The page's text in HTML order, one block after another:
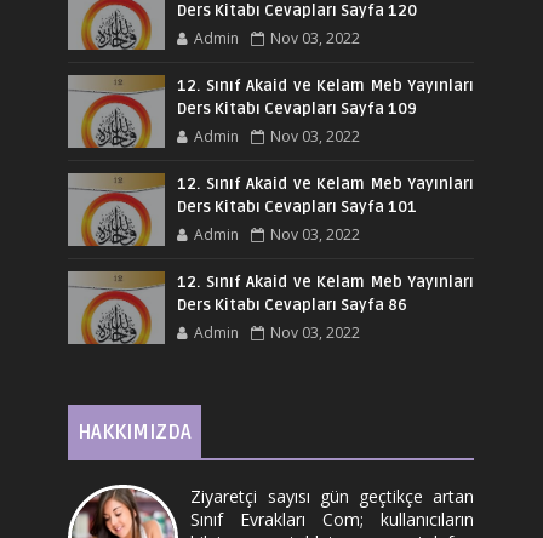
Ders Kitabı Cevapları Sayfa 120
Admin Nov 03, 2022
12. Sınıf Akaid ve Kelam Meb Yayınları
Ders Kitabı Cevapları Sayfa 109
Admin Nov 03, 2022
12. Sınıf Akaid ve Kelam Meb Yayınları
Ders Kitabı Cevapları Sayfa 101
Admin Nov 03, 2022
12. Sınıf Akaid ve Kelam Meb Yayınları
Ders Kitabı Cevapları Sayfa 86
Admin Nov 03, 2022
HAKKIMIZDA
Ziyaretçi sayısı gün geçtikçe artan
Sınıf Evrakları Com; kullanıcıların